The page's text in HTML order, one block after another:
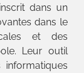
dans un
dans le
et des
Leur outil
informatiques